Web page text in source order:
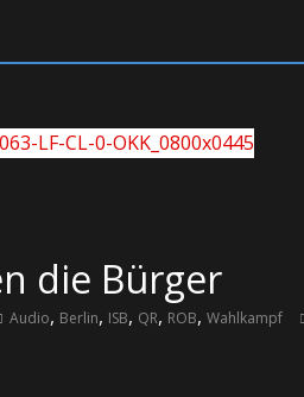
die Bürger
Audio, Berlin, ISB, QR, ROB, Wahlkampf